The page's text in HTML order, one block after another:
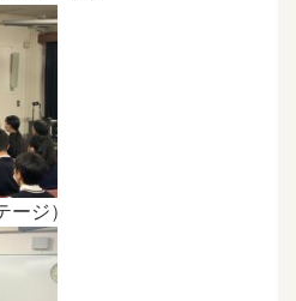
ジ）